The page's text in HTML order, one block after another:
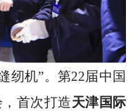
纫机”。第22届中国
首次打造天津国际